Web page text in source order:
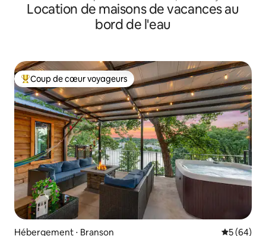
Location de maisons de vacances au
bord de l'eau
Coups de cœur voyageurs les plus appréciés
Coup de cœur voyageurs
Hébergement ⋅ Branson
5 (64)